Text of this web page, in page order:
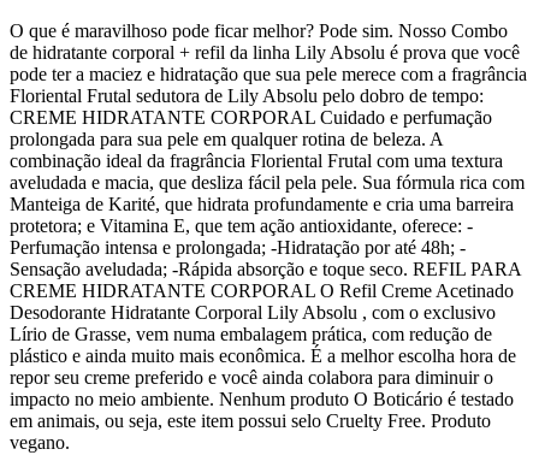
O que é maravilhoso pode ficar melhor? Pode sim. Nosso Combo
de hidratante corporal + refil da linha Lily Absolu é prova que você
pode ter a maciez e hidratação que sua pele merece com a fragrância
Floriental Frutal sedutora de Lily Absolu pelo dobro de tempo:
CREME HIDRATANTE CORPORAL Cuidado e perfumação
prolongada para sua pele em qualquer rotina de beleza. A
combinação ideal da fragrância Floriental Frutal com uma textura
aveludada e macia, que desliza fácil pela pele. Sua fórmula rica com
Manteiga de Karité, que hidrata profundamente e cria uma barreira
protetora; e Vitamina E, que tem ação antioxidante, oferece: -
Perfumação intensa e prolongada; -Hidratação por até 48h; -
Sensação aveludada; -Rápida absorção e toque seco. REFIL PARA
CREME HIDRATANTE CORPORAL O Refil Creme Acetinado
Desodorante Hidratante Corporal Lily Absolu , com o exclusivo
Lírio de Grasse, vem numa embalagem prática, com redução de
plástico e ainda muito mais econômica. É a melhor escolha hora de
repor seu creme preferido e você ainda colabora para diminuir o
impacto no meio ambiente. Nenhum produto O Boticário é testado
em animais, ou seja, este item possui selo Cruelty Free. Produto
vegano.